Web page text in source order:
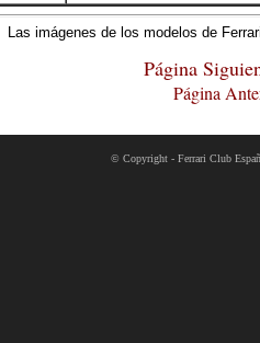
Las imágenes de los modelos de
Página
Página
© Copyright - Ferrari Club